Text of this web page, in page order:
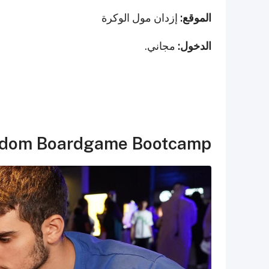
الموقع: إزدان مول الوكرة
الدخول: مجاني.
Boardgame Bootcamp